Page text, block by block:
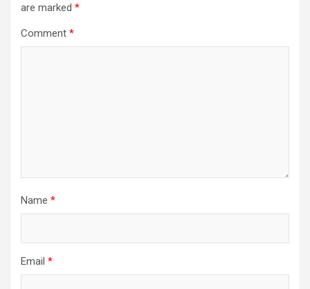
are marked *
Comment *
Name *
Email *